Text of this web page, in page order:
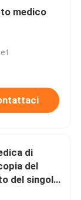
medico
di
del
del singolo